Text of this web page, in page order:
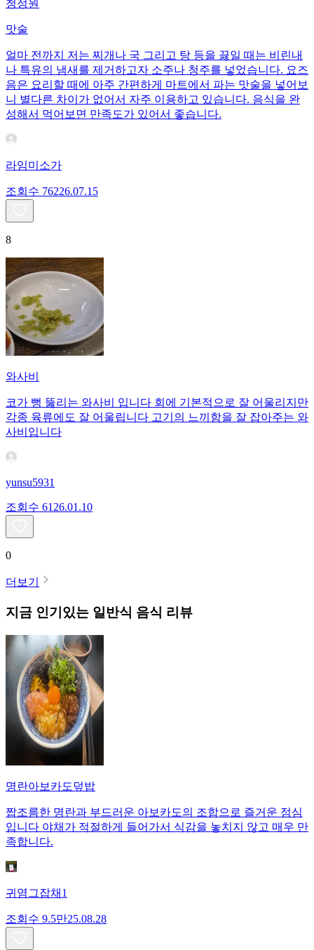
청정원
맛술
얼마 전까지 저는 찌개나 국 그리고 탕 등을 끓일 때는 비린내
나 특유의 냄새를 제거하고자 소주나 청주를 넣었습니다. 요즈
음은 요리할 때에 아주 간편하게 마트에서 파는 맛술을 넣어보
니 별다른 차이가 없어서 자주 이용하고 있습니다. 음식을 완
성해서 먹어보면 만족도가 있어서 좋습니다.
라임미소가
조회수 76226.07.15
8
와사비
코가 뻥 뚫리는 와사비 입니다 회에 기본적으로 잘 어울리지만
각종 육류에도 잘 어울립니다 고기의 느끼함을 잘 잡아주는 와
사비입니다
yunsu5931
조회수 61 26.01.10
0
더보기
지금 인기있는 일반식 음식 리뷰
명란아보카도덮밥
짭조름한 명란과 부드러운 아보카도의 조합으로 즐거운 점심
입니다 야채가 적절하게 들어가서 식감을 놓치지 않고 매우 만
족합니다.
귀염그잡채1
조회수 9.5만25.08.28